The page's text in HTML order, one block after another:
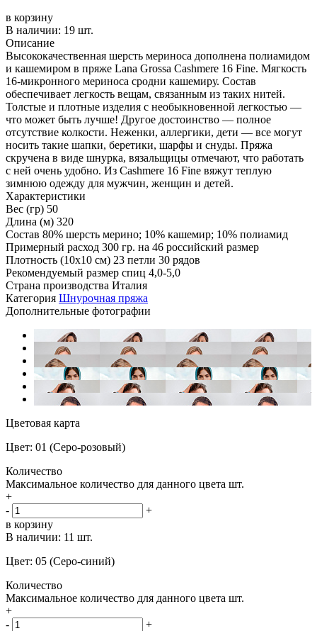
в корзину
В наличии: 19 шт.
Описание
Высококачественная шерсть мериноса дополнена полиамидом
и кашемиром в пряже Lana Grossa Cashmere 16 Fine. Мягкость
16-микронного мериноса сродни кашемиру. Состав
обеспечивает легкость вещам, связанным из таких нитей.
Толстые и плотные изделия с необыкновенной легкостью —
что может быть лучше! Другое достоинство — полное
отсутствие колкости. Неженки, аллергики, дети — все могут
носить такие шапки, беретики, шарфы и снуды. Пряжа
скручена в виде шнурка, вязальщицы отмечают, что работать
с ней очень удобно. Из Cashmere 16 Fine вяжут теплую
зимнюю одежду для мужчин, женщин и детей.
Характеристики
Вес (гр) 50
Длина (м) 320
Состав 80% шерсть мерино; 10% кашемир; 10% полиамид
Примерный расход 300 гр. на 46 российский размер
Плотность (10x10 см) 23 петли 30 рядов
Рекомендуемый размер спиц 4,0-5,0
Страна производства Италия
Категория Шнурочная пряжа
Дополнительные фотографии
Цветовая карта
Цвет: 01 (Серо-розовый)
Количество
Максимальное количество для данного цвета шт.
+
-
+
в корзину
В наличии: 11 шт.
Цвет: 05 (Серо-синий)
Количество
Максимальное количество для данного цвета шт.
+
-
+